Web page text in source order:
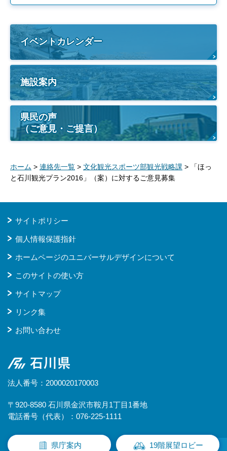
イベントカレンダー
施設案内
県民の声
（ご意見・ご提言）
ホーム > 連絡先一覧 > 文化観光スポーツ部観光戦略課 > 「ほっ
と石川観光プラン2016」（案）に対するご意見募集
サイトポリシー
個人情報保護指針
ホームページのユニバーサルデザインについて
このサイトの使い方
サイトマップ
リンク集
お問い合わせ
石川県
法人番号：2000020170003
〒920-8580 石川県金沢市鞍月1丁目1番地
電話番号（代表）：076-225-1111
県庁案内 19階展望ロビー